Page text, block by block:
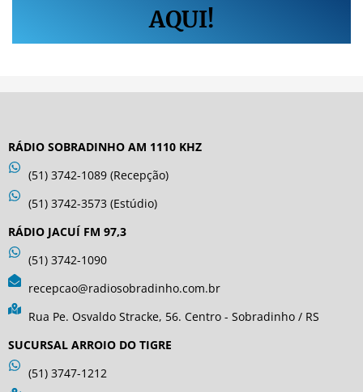
AQUI!
RÁDIO SOBRADINHO AM 1110 KHZ
(51) 3742-1089 (Recepção)
(51) 3742-3573 (Estúdio)
RÁDIO JACUÍ FM 97,3
(51) 3742-1090
recepcao@radiosobradinho.com.br
Rua Pe. Osvaldo Stracke, 56. Centro - Sobradinho / RS
SUCURSAL ARROIO DO TIGRE
(51) 3747-1212